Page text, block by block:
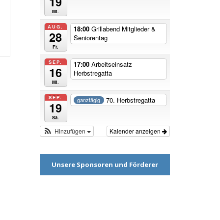
Mi.
AUG.
28
Fr.
18:00 Grillabend Mitglieder &
Seniorentag
SEP.
16
Mi.
17:00 Arbeitseinsatz
Herbstregatta
SEP.
19
Sa.
ganztägig 70. Herbstregatta
Kalender anzeigen
Hinzufügen
Unsere Sponsoren und Förderer